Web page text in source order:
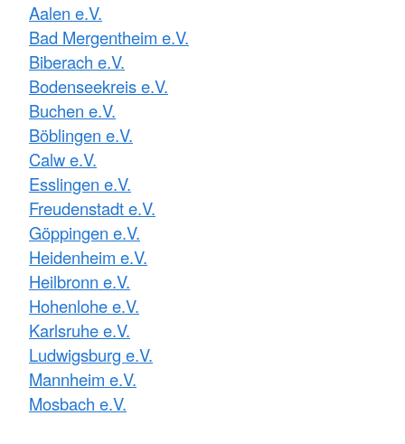
Aalen e.V.
Bad Mergentheim e.V.
Biberach e.V.
Bodenseekreis e.V.
Buchen e.V.
Böblingen e.V.
Calw e.V.
Esslingen e.V.
Freudenstadt e.V.
Göppingen e.V.
Heidenheim e.V.
Heilbronn e.V.
Hohenlohe e.V.
Karlsruhe e.V.
Ludwigsburg e.V.
Mannheim e.V.
Mosbach e.V.